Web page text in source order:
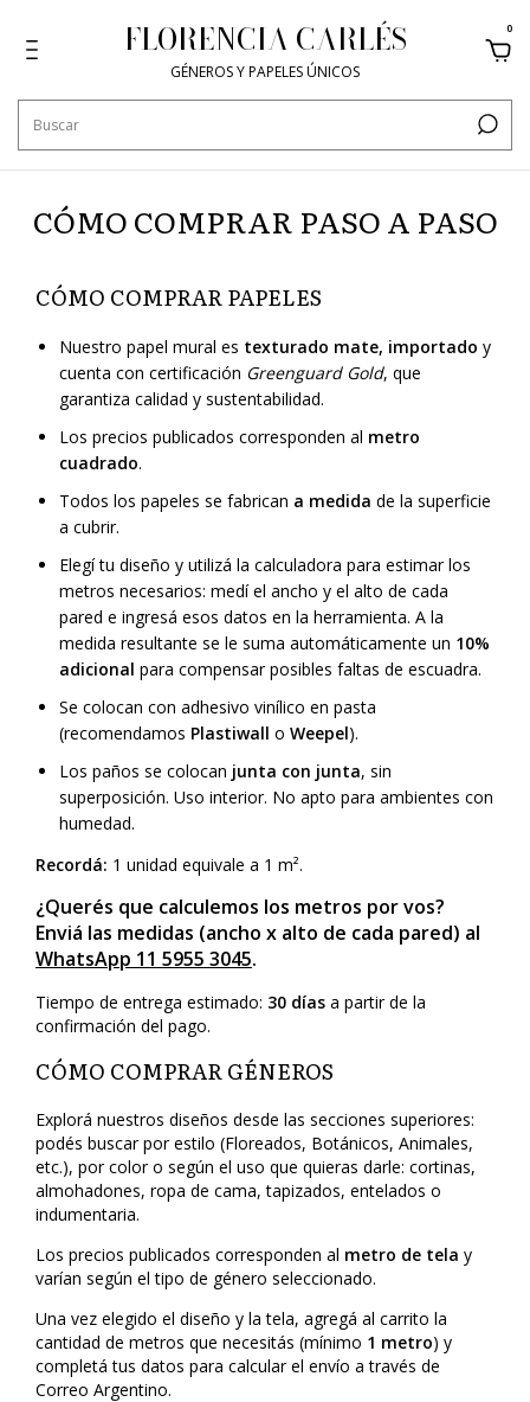
FLORENCIA CARLÉS
GÉNEROS Y PAPELES ÚNICOS
0
CÓMO COMPRAR PASO A PASO
CÓMO COMPRAR PAPELES
Nuestro papel mural es texturado mate, importado y
cuenta con certificación Greenguard Gold, que
garantiza calidad y sustentabilidad.
Los precios publicados corresponden al metro
cuadrado.
Todos los papeles se fabrican a medida de la superficie
a cubrir.
Elegí tu diseño y utilizá la calculadora para estimar los
metros necesarios: medí el ancho y el alto de cada
pared e ingresá esos datos en la herramienta. A la
medida resultante se le suma automáticamente un 10%
adicional para compensar posibles faltas de escuadra.
Se colocan con adhesivo vinílico en pasta
(recomendamos Plastiwall o Weepel).
Los paños se colocan junta con junta, sin
superposición. Uso interior. No apto para ambientes con
humedad.
Recordá: 1 unidad equivale a 1 m².
¿Querés que calculemos los metros por vos?
Enviá las medidas (ancho x alto de cada pared) al
WhatsApp 11 5955 3045.
Tiempo de entrega estimado: 30 días a partir de la
confirmación del pago.
CÓMO COMPRAR GÉNEROS
Explorá nuestros diseños desde las secciones superiores:
podés buscar por estilo (Floreados, Botánicos, Animales,
etc.), por color o según el uso que quieras darle: cortinas,
almohadones, ropa de cama, tapizados, entelados o
indumentaria.
Los precios publicados corresponden al metro de tela y
varían según el tipo de género seleccionado.
Una vez elegido el diseño y la tela, agregá al carrito la
cantidad de metros que necesitás (mínimo 1 metro) y
completá tus datos para calcular el envío a través de
Correo Argentino.